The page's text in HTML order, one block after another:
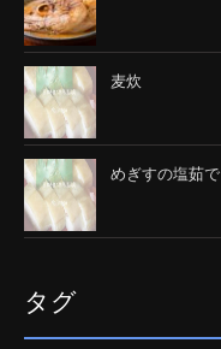
麦炊
めぎすの塩茹で
タグ